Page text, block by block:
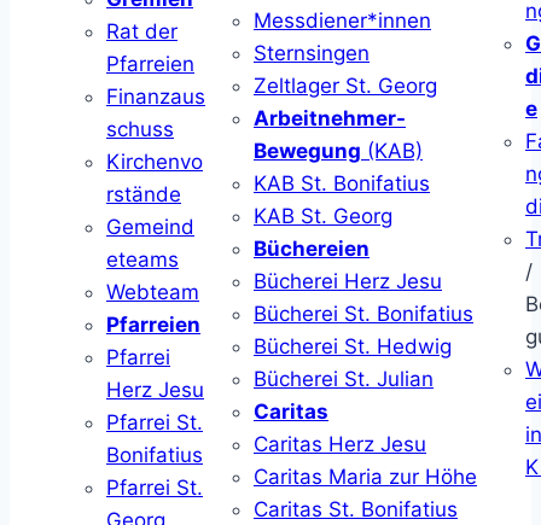
Rat der
Pfarreien
Finanzaus
schuss
Kirchenvo
rstände
Gemeind
eteams
Webteam
Pfarreien
Pfarrei
Herz Jesu
Pfarrei St.
Bonifatius
Pfarrei St.
Georg
Messdiener*innen
Sternsingen
Zeltlager St. Georg
Arbeitnehmer-
Bewegung (KAB)
KAB St. Bonifatius
KAB St. Georg
Büchereien
Bücherei Herz Jesu
Bücherei St. Bonifatius
Bücherei St. Hedwig
Bücherei St. Julian
Caritas
Caritas Herz Jesu
Caritas Maria zur Höhe
Caritas St. Bonifatius
e
/